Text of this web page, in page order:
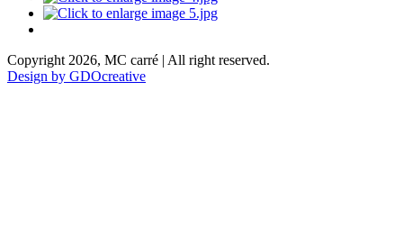
Copyright 2026, MC carré | All right reserved.
Design by GDOcreative